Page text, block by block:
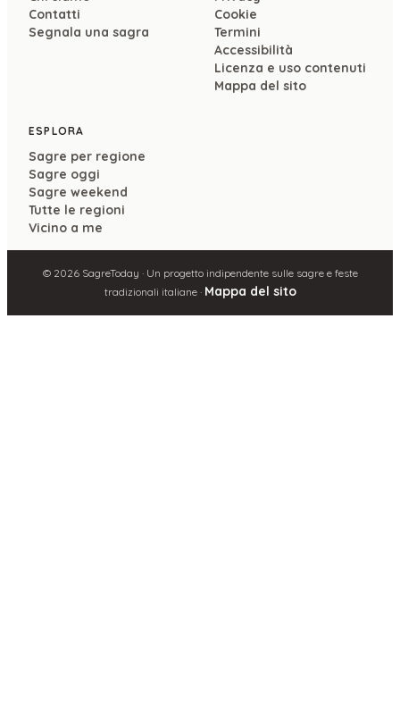
Contatti
Segnala una sagra
Cookie
Termini
Accessibilità
Licenza e uso contenuti
Mappa del sito
ESPLORA
Sagre per regione
Sagre oggi
Sagre weekend
Tutte le regioni
Vicino a me
© 2026SagreToday · Un progetto indipendente sulle sagre e feste
tradizionali italiane · Mappa del sito